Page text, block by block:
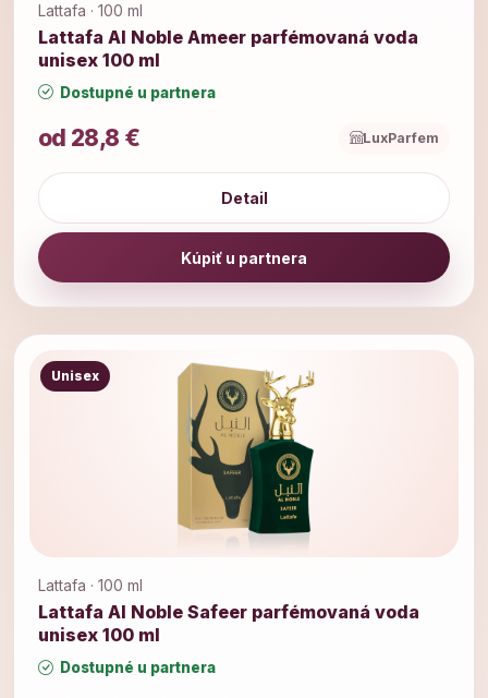
Lattafa · 100 ml
Lattafa Al Noble Ameer parfémovaná voda
unisex 100 ml
Dostupné u partnera
od 28,8 € LuxParfem
Detail
Kúpiť u partnera
Unisex
Lattafa · 100 ml
Lattafa Al Noble Safeer parfémovaná voda
unisex 100 ml
Dostupné u partnera